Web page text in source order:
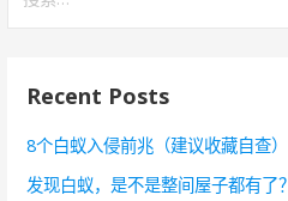
索
Recent Posts
8个白蚁入侵前兆（建议收藏自查）
发现白蚁，是不是整间屋子都有了？